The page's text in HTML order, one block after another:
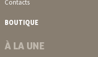
Contacts
BOUTIQUE
À LA UNE